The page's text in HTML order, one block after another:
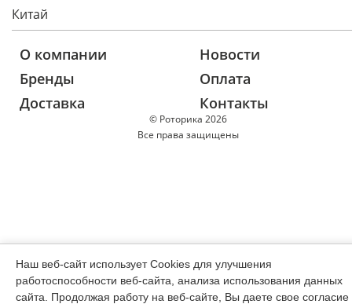
Китай
© Роторика 2026
Все права защищены
О компании
Новости
Бренды
Оплата
Доставка
Контакты
Наш веб-сайт использует Cookies для улучшения
работоспособности веб-сайта, анализа использования данных
сайта. Продолжая работу на веб-сайте, Вы даете свое согласие